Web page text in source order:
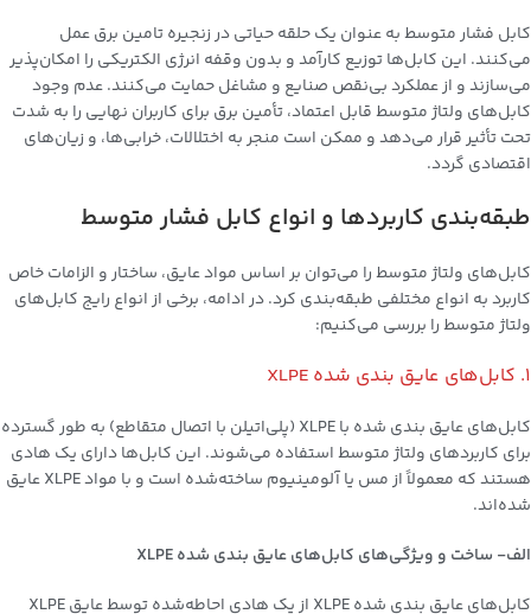
کابل‌ فشار متوسط به عنوان یک حلقه حیاتی در زنجیره تامین برق عمل
می‌کنند. این کابل‌ها توزیع کارآمد و بدون وقفه انرژی الکتریکی را امکان‌پذیر
می‌سازند و از عملکرد بی‌نقص صنایع و مشاغل حمایت می‌کنند. عدم وجود
کابل‌های ولتاژ متوسط قابل اعتماد، تأمین برق برای کاربران نهایی را به شدت
تحت تأثیر قرار می‌دهد و ممکن است منجر به اختلالات، خرابی‌ها، و زیان‌های
اقتصادی گردد.
طبقه‌بندی کاربردها و انواع کابل‌ فشار متوسط
کابل‌های ولتاژ متوسط را می‌توان بر اساس مواد عایق، ساختار و الزامات خاص
کاربرد به انواع مختلفی طبقه‌بندی کرد. در ادامه، برخی از انواع رایج کابل‌های
ولتاژ متوسط را بررسی می‌کنیم:
1. کابل‌های عایق بندی شده XLPE
کابل‌های عایق بندی شده با XLPE (پلی‌اتیلن با اتصال متقاطع) به طور گسترده
برای کاربردهای ولتاژ متوسط استفاده می‌شوند. این کابل‌ها دارای یک هادی
هستند که معمولاً از مس یا آلومینیوم ساخته‌شده است و با مواد XLPE عایق
شده‌اند.
الف- ساخت و ویژگی‌های کابل‌های عایق بندی شده XLPE
کابل‌های عایق بندی شده XLPE از یک هادی احاطه‌شده توسط عایق XLPE